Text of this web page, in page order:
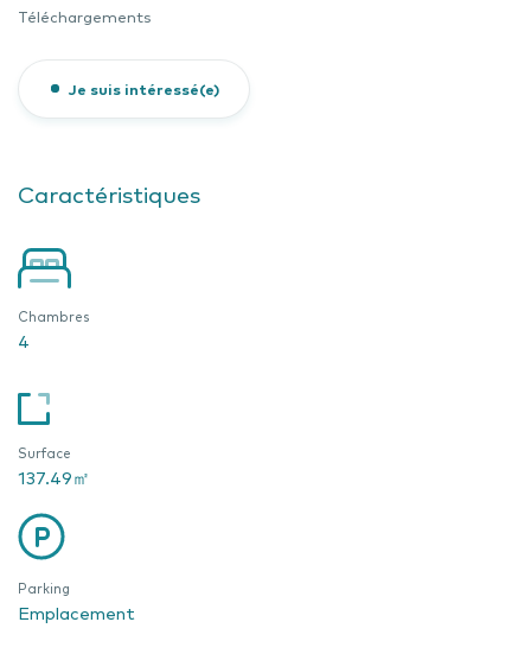
Téléchargements
Je suis intéressé(e)
Caractéristiques
Chambres
4
Surface
137.49㎡
Parking
Emplacement